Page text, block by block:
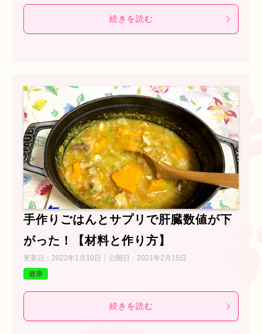
続きを読む
手作りごはんとサプリで肝臓数値が下
がった！【材料と作り方】
更新日： 2022年1月10日 公開日： 2021年2月15日
健康
続きを読む